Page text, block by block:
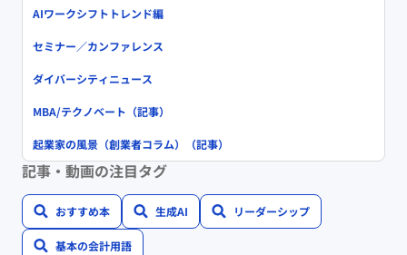
AIワークシフトトレンド編
セミナー／カンファレンス
ダイバーシティニュース
MBA/テクノベート（記事）
起業家の風景（創業者コラム）（記事）
記事・動画の注目タグ
おすすめ本 生成AI リーダーシップ
基本の会計用語